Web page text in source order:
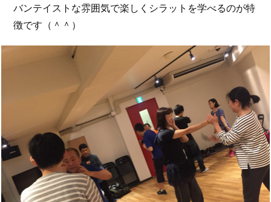
バンテイストな雰囲気で楽しくシラットを学べるのが特
徴です（＾＾）